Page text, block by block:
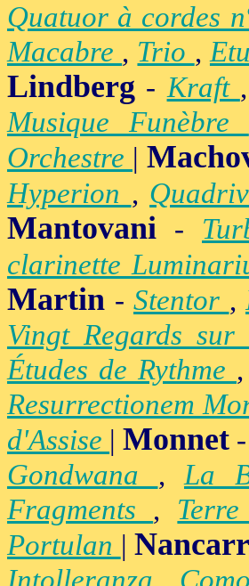
Quatuor à cordes
Macabre , Trio ,
Lindberg -Kraft
Musique Funèbre
Orchestre |
Hyperion ,
Mantovani -
clarinette
Martin - Stentor ,
Vingt Regards
Études de Rythme ,
Resurrectionem
d'Assise |Monnet
Gondwana ,La
Fragments ,
Portulan |